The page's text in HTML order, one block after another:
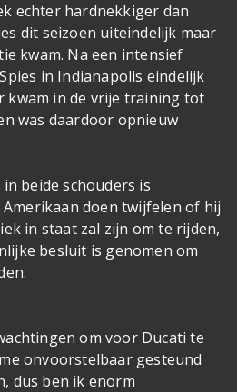
echter hardnekkiger dan
dit seizoen uiteindelijk maar
kwam. Na een intensief
in Indianapolis eindelijk
kwam in de vrije training tot
was daardoor opnieuw
beide schouders is
doen twijfelen of hij
in staat zal zijn om te rijden,
besluit is genomen om
om voor Ducati te
onvoorstelbaar gesteund
dus ben ik enorm